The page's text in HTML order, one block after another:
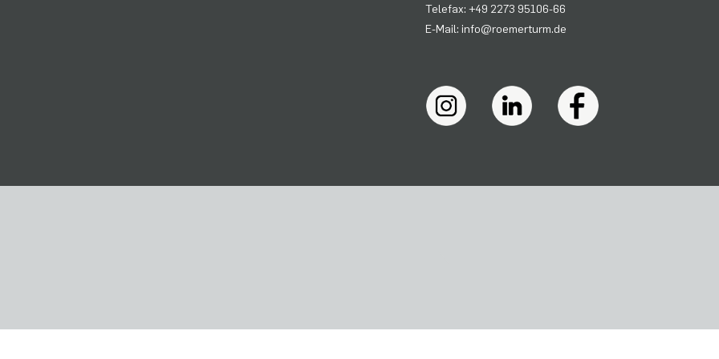
Telefax: +49 2273 95106-66
E-Mail: info@roemerturm.de